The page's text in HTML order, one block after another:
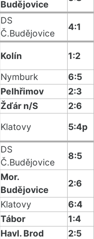
Budějovice
DS
Č.Budějovice
4:1
Kolín
1:2
Nymburk
6:5
Pelhřimov
2:3
Žďár n/S
2:6
Klatovy 5:4p
DS
Č.Budějovice
8:5
Mor.
Budějovice
2:6
Klatovy
6:4
Tábor
1:4
Havl. Brod
2:5